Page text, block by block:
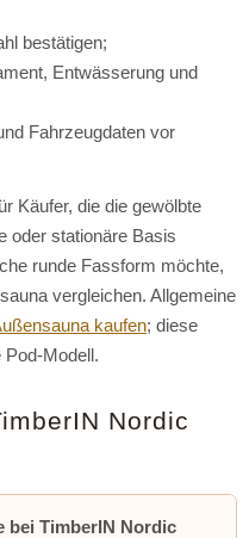
bestätigen;
Entwässerung und
Fahrzeugdaten vor
Käufer, die die gewölbte
oder stationäre Basis
runde Fassform möchte,
vergleichen. Allgemeine
kaufen; diese
Modell.
Nordic
bei TimberIN Nordic